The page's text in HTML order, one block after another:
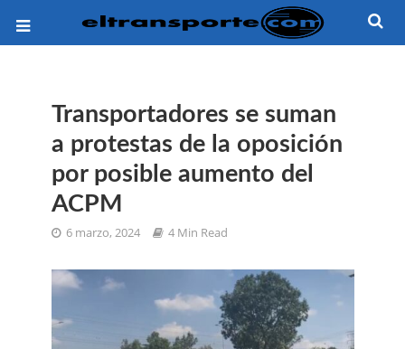
Transportadores se suman
a protestas de la oposición
por posible aumento del
ACPM
6 marzo, 2024 4 Min Read